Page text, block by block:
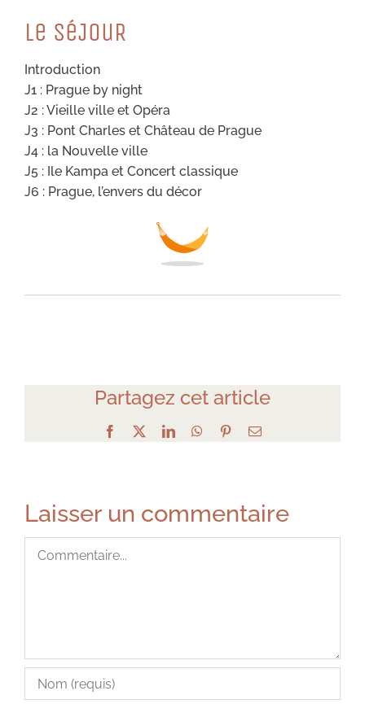
Le SéJouR
Introduction
J1 : Prague by night
J2 : Vieille ville et Opéra
J3 : Pont Charles et Château de Prague
J4 : la Nouvelle ville
J5 : Ile Kampa et Concert classique
J6 : Prague, l’envers du décor
Partagez cet article
Facebook LinkedInWhatsApp
PinterestEmail
Laisser un commentaire